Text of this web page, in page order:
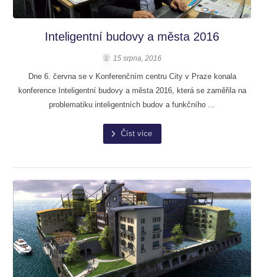
Inteligentní budovy a města 2016
15 srpna, 2016
Dne 6. června se v Konferenčním centru City v Praze konala
konference Inteligentní budovy a města 2016, která se zaměřila na
problematiku inteligentních budov a funkčního ...
Číst více